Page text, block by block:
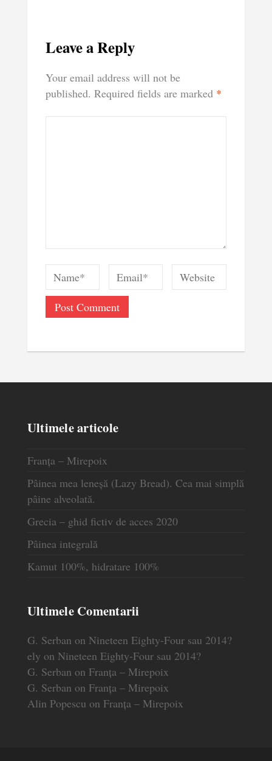
Leave a Reply
Your email address will not be
published. Required fields are marked *
Ultimele articole
Franța – Mirepoix
Pâinea mea leneșă (Lazy Bread). Cea mai simplă
pâine alveolată.
Grecia – ghid fictiv de acces 2020
Pâinea integrală
Kamut 100%, hidratare 100%
Ultimele Comentarii
G. Serban on Nineteen Eighty-Four sau 2014?
ely on Nineteen Eighty-Four sau 2014?
G. Serban on Franța – Mirepoix
G. Serban on Franța – Mirepoix
Alin Popescu on Franța – Mirepoix